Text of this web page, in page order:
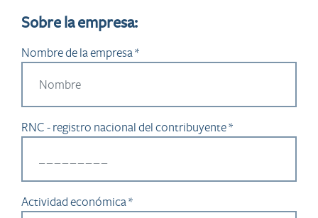
Sobre la empresa:
Nombre de la empresa *
RNC - registro nacional del contribuyente *
Actividad económica *